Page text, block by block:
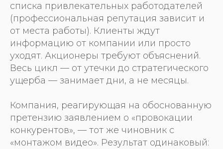
списка привлекательных работодателей
(профессиональная репутация зависит и
от места работы). Клиенты ждут
информацию от компании или просто
уходят. Акционеры требуют объяснений.
Весь цикл — от утечки до стратегического
ущерба — занимает дни, а не месяцы.
Компания, реагирующая на обоснованную
претензию заявлением о «провокации
конкурентов», — тот же чиновник с
«монтажом видео». Результат одинаковый: